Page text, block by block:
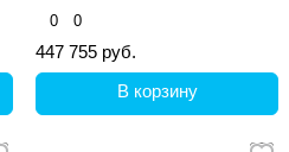
системы, серия Step Free
0 0
447 755 руб.
В корзину